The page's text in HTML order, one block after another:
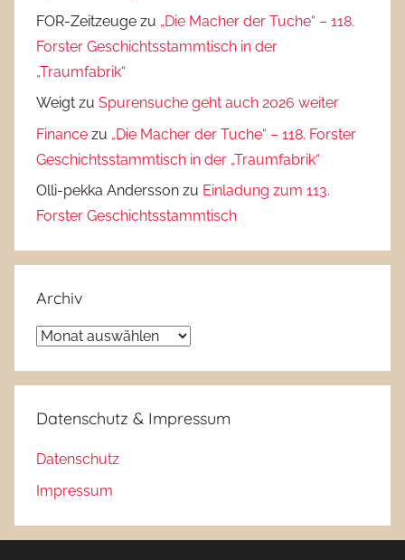
FOR-Zeitzeuge zu „Die Macher der Tuche“ – 118.
Forster Geschichtsstammtisch in der
„Traumfabrik“
Weigt zu Spurensuche geht auch 2026 weiter
Finance zu „Die Macher der Tuche“ – 118. Forster
Geschichtsstammtisch in der „Traumfabrik“
Olli-pekka Andersson zu Einladung zum 113.
Forster Geschichtsstammtisch
Archiv
Archiv
Datenschutz & Impressum
Datenschutz
Impressum